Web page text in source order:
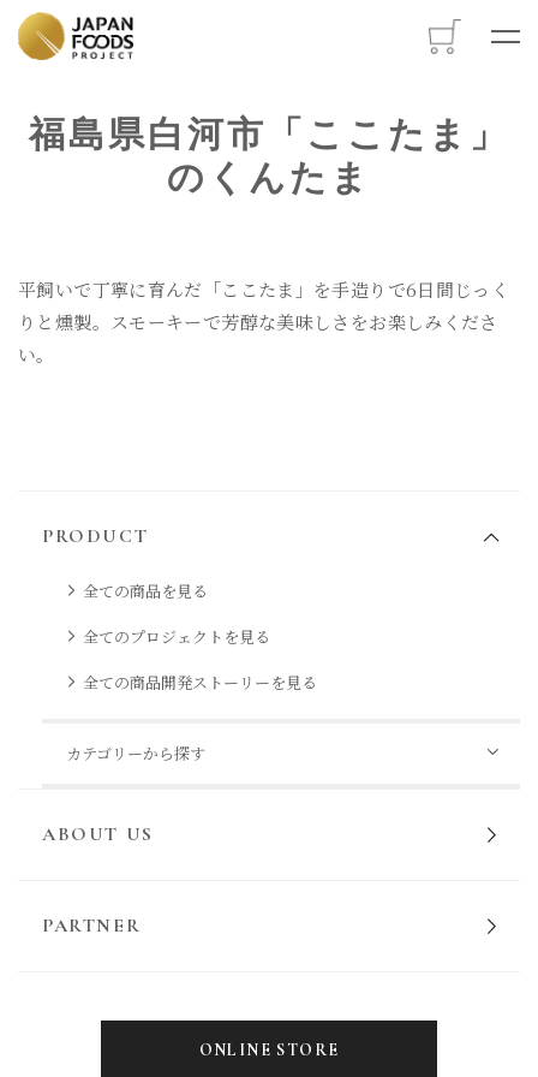
福島県白河市「ここたま」
のくんたま
平飼いで丁寧に育んだ「ここたま」を手造りで6日間じっく
りと燻製。スモーキーで芳醇な美味しさをお楽しみくださ
い。
PRODUCT
全ての商品を見る
全てのプロジェクトを見る
全ての商品開発ストーリーを見る
カテゴリーから探す
ABOUT US
PARTNER
ONLINE STORE